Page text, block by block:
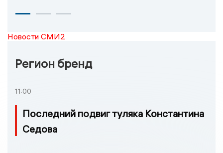
Новости СМИ2
Регион бренд
11:00
Последний подвиг туляка Константина
Седова